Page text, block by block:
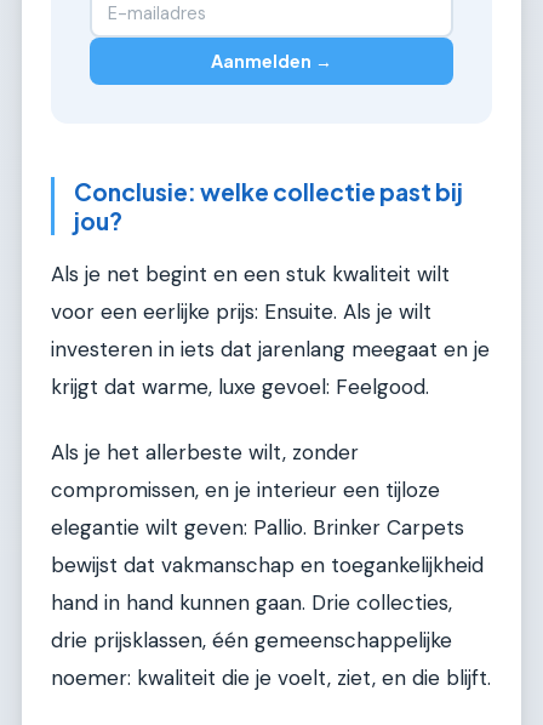
Aanmelden →
Conclusie: welke collectie past bij
jou?
Als je net begint en een stuk kwaliteit wilt
voor een eerlijke prijs: Ensuite. Als je wilt
investeren in iets dat jarenlang meegaat en je
krijgt dat warme, luxe gevoel: Feelgood.
Als je het allerbeste wilt, zonder
compromissen, en je interieur een tijloze
elegantie wilt geven: Pallio. Brinker Carpets
bewijst dat vakmanschap en toegankelijkheid
hand in hand kunnen gaan. Drie collecties,
drie prijsklassen, één gemeenschappelijke
noemer: kwaliteit die je voelt, ziet, en die blijft.